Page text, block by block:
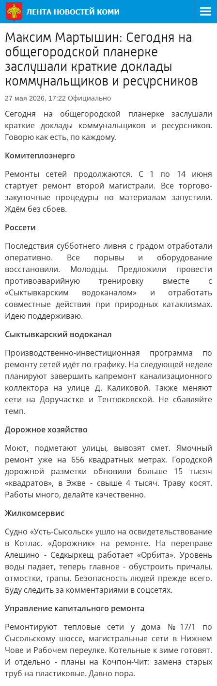
Максим Мартышин: Сегодня на
общегородской планерке
заслушали краткие доклады
коммунальщиков и ресурсников
27 мая 2026, 17:22 Официально
Сегодня на общегородской планерке заслушали
краткие доклады коммунальщиков и ресурсников.
Говорю как есть, по каждому.
Комитеплоэнерго
Ремонты сетей продолжаются. С 1 по 14 июня
стартует ремонт второй магистрали. Все торгово-
закупочные процедуры по материалам запустили.
Ждём без сбоев.
Россети
Последствия субботнего ливня с градом отработали
оперативно. Все порывы и оборудование
восстановили. Молодцы. Предложили провести
противоаварийную тренировку вместе с
«Сыктывкарским водоканалом» и отработать
совместные действия при природных катаклизмах.
Идею поддерживаю.
Сыктывкарский водоканал
Производственно-инвестиционная программа по
ремонту сетей идёт по графику. На следующей неделе
планируют завершить капремонт канализационного
коллектора на улице Д. Каликовой. Также меняют
сети на Доручастке и Тентюковской. Не сбавляйте
темп.
Дорожное хозяйство
Моют, подметают улицы, вывозят смет. Ямочный
ремонт уже на 656 квадратных метрах. Городской
дорожной разметки обновили больше 15 тысяч
«квадратов», в Эжве - свыше 4 тысяч. Траву косят.
Работы много, делайте качественно.
Жилкомсервис
Судно «Усть-Сысольск» ушло на освидетельствование
в Котлас. «Дорожник» на ремонте. На переправе
Алешино - Седкыркещ работает «Орбита». Уровень
воды падает, теперь главное - обустроить причалы,
отмостки, трапы. Безопасность людей прежде всего.
Буду следить за комментариями в соцсетях.
Управление капитального ремонта
Ремонтируют тепловые сети у дома №17/1 по
Сысольскому шоссе, магистральные сети в Нижнем
Чове и Рабочем переулке. Котельные к зиме готовят.
И отдельно - планы на Кочпон-Чит: замена старых
труб на пластиковые. Давно пора.